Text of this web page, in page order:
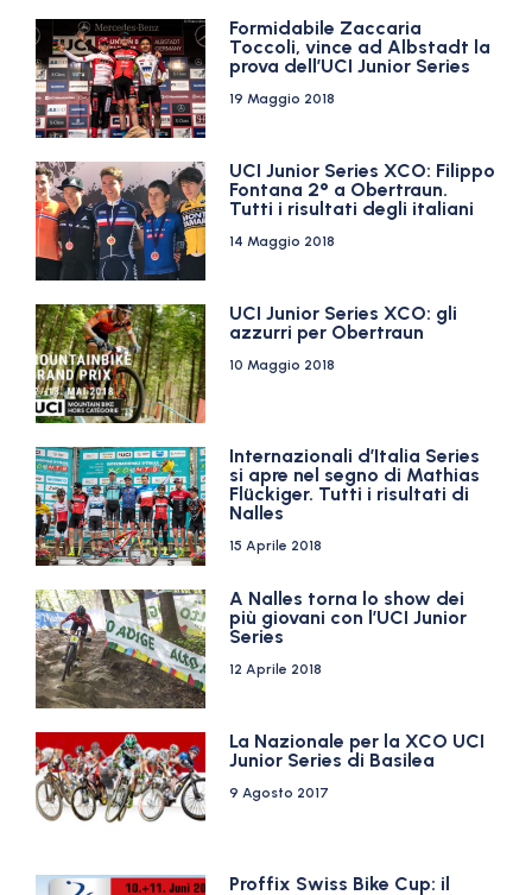
Formidabile Zaccaria
Toccoli, vince ad Albstadt la
prova dell’UCI Junior Series
19 Maggio 2018
UCI Junior Series XCO: Filippo
Fontana 2° a Obertraun.
Tutti i risultati degli italiani
14 Maggio 2018
UCI Junior Series XCO: gli
azzurri per Obertraun
10 Maggio 2018
Internazionali d’Italia Series
si apre nel segno di Mathias
Flückiger. Tutti i risultati di
Nalles
15 Aprile 2018
A Nalles torna lo show dei
più giovani con l’UCI Junior
Series
12 Aprile 2018
La Nazionale per la XCO UCI
Junior Series di Basilea
9 Agosto 2017
Proffix Swiss Bike Cup: il